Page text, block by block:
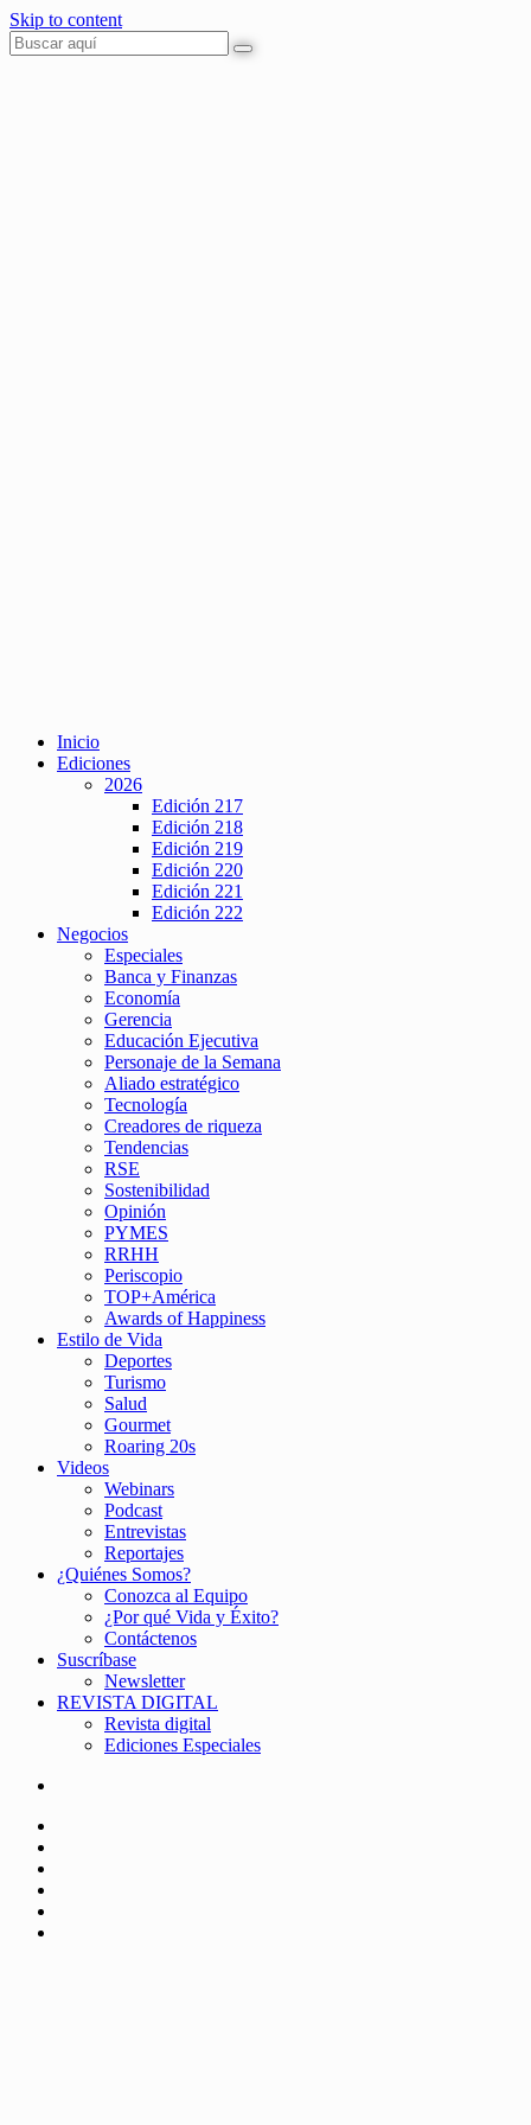
Skip to content
Inicio
Ediciones
2026
Edición 217
Edición 218
Edición 219
Edición 220
Edición 221
Edición 222
Negocios
Especiales
Banca y Finanzas
Economía
Gerencia
Educación Ejecutiva
Personaje de la Semana
Aliado estratégico
Tecnología
Creadores de riqueza
Tendencias
RSE
Sostenibilidad
Opinión
PYMES
RRHH
Periscopio
TOP+América
Awards of Happiness
Estilo de Vida
Deportes
Turismo
Salud
Gourmet
Roaring 20s
Videos
Webinars
Podcast
Entrevistas
Reportajes
¿Quiénes Somos?
Conozca al Equipo
¿Por qué Vida y Éxito?
Contáctenos
Suscríbase
Newsletter
REVISTA DIGITAL
Revista digital
Ediciones Especiales